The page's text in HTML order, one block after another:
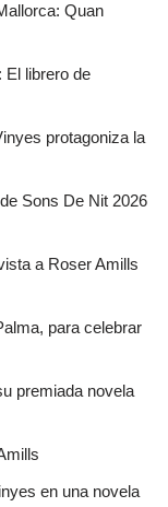
Quan
El librero de
protagoniza la
Sons De Nit 2026
a Roser Amills
para celebrar
premiada novela
en una novela